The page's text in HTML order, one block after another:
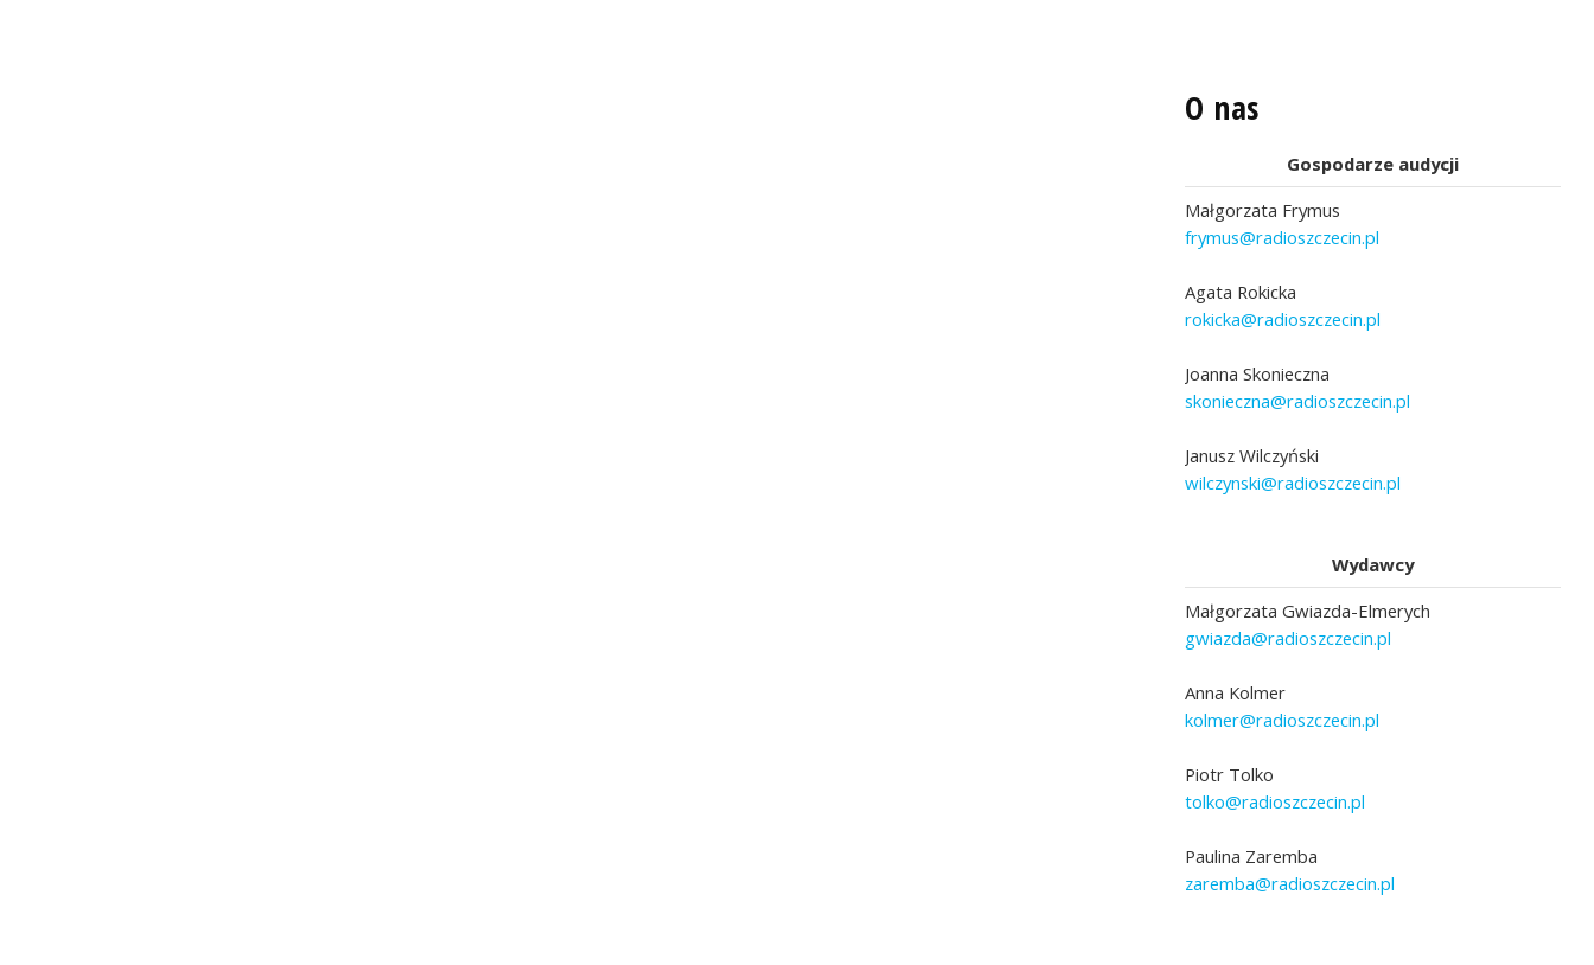
O nas
Gospodarze audycji
Małgorzata Frymus
frymus@radioszczecin.pl
Agata Rokicka
rokicka@radioszczecin.pl
Joanna Skonieczna
skonieczna@radioszczecin.pl
Janusz Wilczyński
wilczynski@radioszczecin.pl
Wydawcy
Małgorzata Gwiazda-Elmerych
gwiazda@radioszczecin.pl
Anna Kolmer
kolmer@radioszczecin.pl
Piotr Tolko
tolko@radioszczecin.pl
Paulina Zaremba
zaremba@radioszczecin.pl